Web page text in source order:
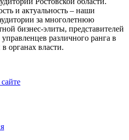
и актуальность – наши
за многолетнюю
бизнес-элиты, представителей
различного ранга в
органах власти.